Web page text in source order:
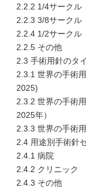
2.2.2 1/4サークル
2.2.3 3/8サークル
2.2.4 1/2サークル
2.2.5 その他
2.3 手術用針のタ
2.3.1 世界の手術
2025)
2.3.2 世界の手術
2025年）
2.3.3 世界の手術
2.4 用途別手術針
2.4.1 病院
2.4.2 クリニック
2.4.3 その他